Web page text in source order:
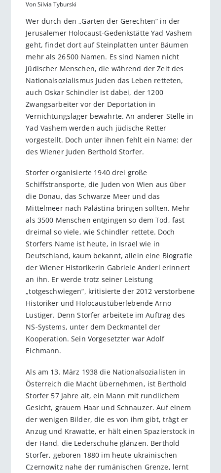
Von Silvia Tyburski
Wer durch den „Garten der Gerechten“ in der
Jerusalemer Holocaust-Gedenkstätte Yad Vashem
geht, findet dort auf Steinplatten unter Bäumen
mehr als 26 500 Namen. Es sind Namen nicht
jüdischer Menschen, die während der Zeit des
Nationalsozialismus Juden das Leben retteten,
auch Oskar Schindler ist dabei, der 1200
Zwangsarbeiter vor der Deportation in
Vernichtungslager bewahrte. An anderer Stelle in
Yad Vashem werden auch jüdische Retter
vorgestellt. Doch unter ihnen fehlt ein Name: der
des Wiener Juden Berthold Storfer.
Storfer organisierte 1940 drei große
Schiffstransporte, die Juden von Wien aus über
die Donau, das Schwarze Meer und das
Mittelmeer nach Palästina bringen sollten. Mehr
als 3500 Menschen entgingen so dem Tod, fast
dreimal so viele, wie Schindler rettete. Doch
Storfers Name ist heute, in Israel wie in
Deutschland, kaum bekannt, allein eine Biografie
der Wiener Historikerin Gabriele Anderl erinnert
an ihn. Er werde trotz seiner Leistung
„totgeschwiegen“, kritisierte der 2012 verstorbene
Historiker und Holocaustüberlebende Arno
Lustiger. Denn Storfer arbeitete im Auftrag des
NS-Systems, unter dem Deckmantel der
Kooperation. Sein Vorgesetzter war Adolf
Eichmann.
Als am 13. März 1938 die National­sozialisten in
Österreich die Macht übernehmen, ist Berthold
Storfer 57 Jahre alt, ein Mann mit rundlichem
Gesicht, grauem Haar und Schnauzer. Auf einem
der wenigen Bilder, die es von ihm gibt, trägt er
Anzug und Krawatte, er hält einen Spazierstock in
der Hand, die Lederschuhe glänzen. Berthold
Storfer, geboren 1880 im heute ukrainischen
Czernowitz nahe der rumänischen Grenze, lernt